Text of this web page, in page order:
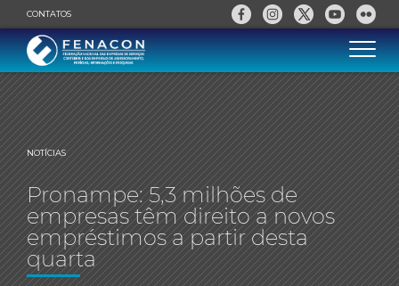
CONTATOS
NOTÍCIAS
Pronampe: 5,3 milhões de
empresas têm direito a novos
empréstimos a partir desta
quarta